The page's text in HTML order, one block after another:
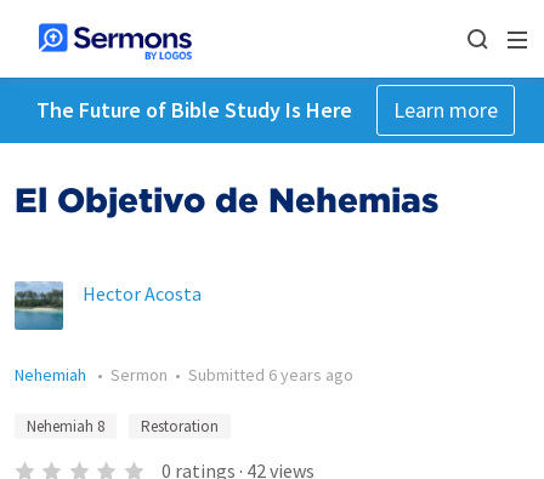
The Future of Bible Study Is Here Learn more
El Objetivo de Nehemias
Hector Acosta
Nehemiah • Sermon • Submitted 6 years ago
Nehemiah 8 Restoration
0 ratings · 42views